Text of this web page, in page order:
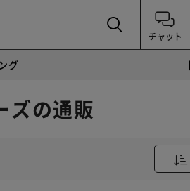
チャット
グ
ズの通販